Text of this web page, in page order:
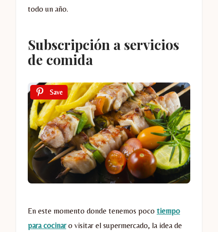
todo un año.
Subscripción a servicios
de comida
Save
En este momento donde tenemos poco tiempo
para cocinaro visitar el supermercado, la idea de